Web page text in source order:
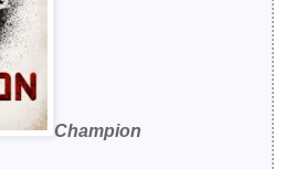
Champion